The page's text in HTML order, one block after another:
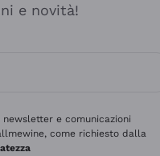
di prezzo. Le
e novità!
e comunicazioni
come richiesto dalla